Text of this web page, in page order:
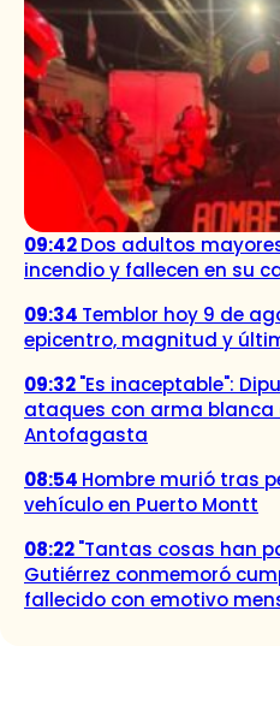
09:42Dos adultos
incendio y fallecen en su
09:34 Temblor hoy 9 de
epicentro, magnitud y
09:32"Es inaceptable":
ataques con arma
Antofagasta
08:54 Hombre murió tras
vehículo en Puerto Montt
08:22"Tantas cosas han
Gutiérrez conmemoró
fallecido con emotivo